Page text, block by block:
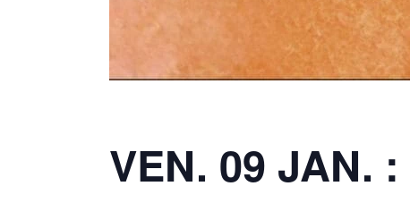
VEN. 09 JAN.